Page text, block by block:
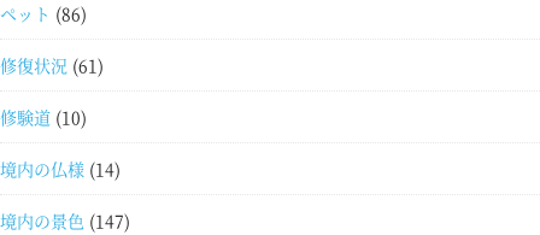
ペット (86)
修復状況 (61)
修験道 (10)
境内の仏様 (14)
境内の景色 (147)